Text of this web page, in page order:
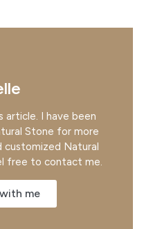
article. I have been
Stone for more
customized Natural
free to contact me.
me